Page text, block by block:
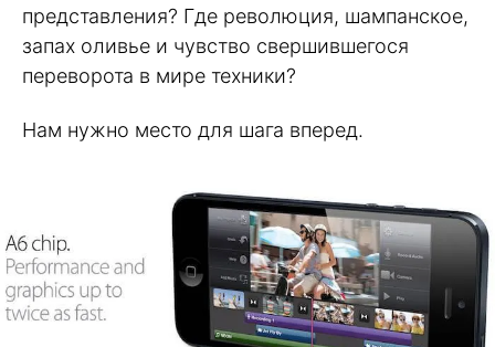
представления? Где революция, шампанское,
запах оливье и чувство свершившегося
переворота в мире техники?
Нам нужно место для шага вперед.